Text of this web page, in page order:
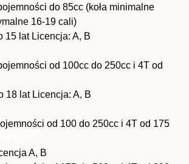
do 85cc (koła minimalne
16-19 cali)
15 lat Licencja: A, B
jemności od 100cc do 250cc i 4T od
18 lat Licencja: A, B
od 100 do 250cc i 4T od 175
A, B